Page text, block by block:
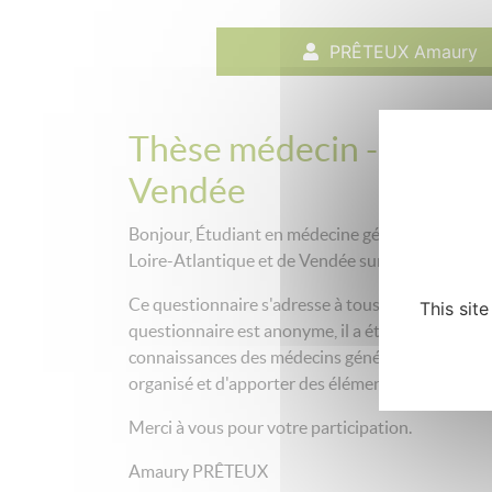
PRÊTEUX Amaury
Thèse médecin - à
Vendée
Bonjour, Étudiant en médecine générale à
Loire-Atlantique et de Vendée sur le dépistage
Ce questionnaire s'adresse à tous les
questionnaire est anonyme, il a été élaboré
connaissances des médecins généralistes chez
organisé et d'apporter des éléments pour
Merci à vous pour votre participation.
Amaury PRÊTEUX
This